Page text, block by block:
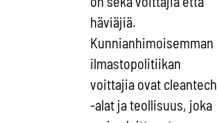
häviäjiä.
Kunnianhimoisemman
ilmastopolitiikan
voittajia ovat cleantech
-alat ja teollisuus, joka